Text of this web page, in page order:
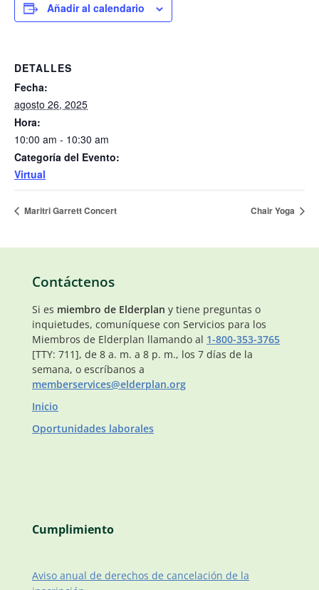
Añadir al calendario
DETALLES
Fecha:
agosto 26, 2025
Hora:
10:00 am - 10:30 am
Categoría del Evento:
Virtual
Maritri Garrett Concert Chair Yoga
Contáctenos
Si es miembro de Elderplan y tiene preguntas o
inquietudes, comuníquese con Servicios para los
Miembros de Elderplan llamando al 1-800-353-3765
[TTY: 711], de 8 a. m. a 8 p. m., los 7 días de la
semana, o escríbanos a
memberservices@elderplan.org
Inicio
Oportunidades laborales
Cumplimiento
Aviso anual de derechos de cancelación de la